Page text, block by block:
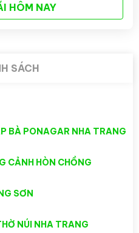
HÔM NAY
SÁCH
BÀ PONAGAR NHA TRANG
CẢNH HÒN CHỒNG
SƠN
NÚI NHA TRANG